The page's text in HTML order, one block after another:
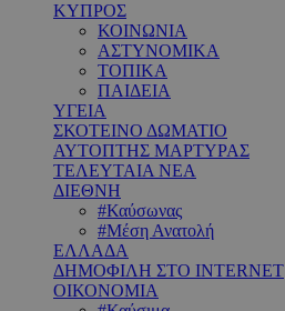
ΚΥΠΡΟΣ
ΚΟΙΝΩΝΙΑ
ΑΣΤΥΝΟΜΙΚΑ
ΤΟΠΙΚΑ
ΠΑΙΔΕΙΑ
ΥΓΕΙΑ
ΣΚΟΤΕΙΝΟ ΔΩΜΑΤΙΟ
ΑΥΤΟΠΤΗΣ ΜΑΡΤΥΡΑΣ
ΤΕΛΕΥΤΑΙΑ ΝΕΑ
ΔΙΕΘΝΗ
#Καύσωνας
#Μέση Ανατολή
ΕΛΛΑΔΑ
ΔΗΜΟΦΙΛΗ ΣΤΟ INTERNET
ΟΙΚΟΝΟΜΙΑ